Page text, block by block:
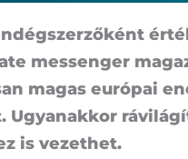
mes­sen­ger
ma­gas eu­ró­pai
Ugya­n­ak­kor
is ve­zet­het.